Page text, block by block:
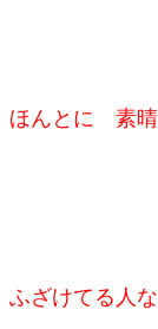
ほんとに 素晴
ふざけてる人